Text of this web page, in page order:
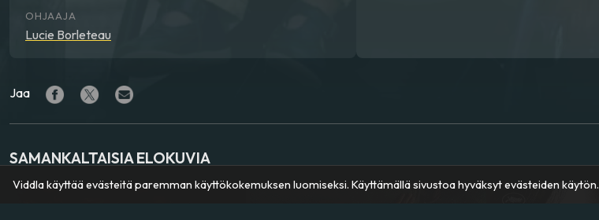
OHJAAJA
Lucie Borleteau
Jaa
SAMANKALTAISIA ELOKUVIA
Viddla käyttää evästeitä paremman käyttökokemuksen luomiseksi. Käyttämällä sivustoa hyväksyt evästeiden käytön.